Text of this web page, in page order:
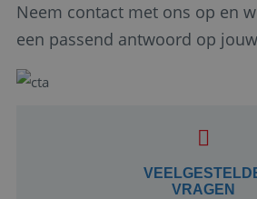
Neem contact met ons op en
een passend antwoord op
VRAGEN
Google Privacy